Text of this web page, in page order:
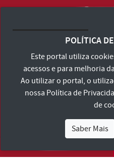
Terms and
POLÍTICA
Este portal utiliza
acessos e para melhoria
Ao utilizar o portal, o
nossa Política de
de
Saber Mais